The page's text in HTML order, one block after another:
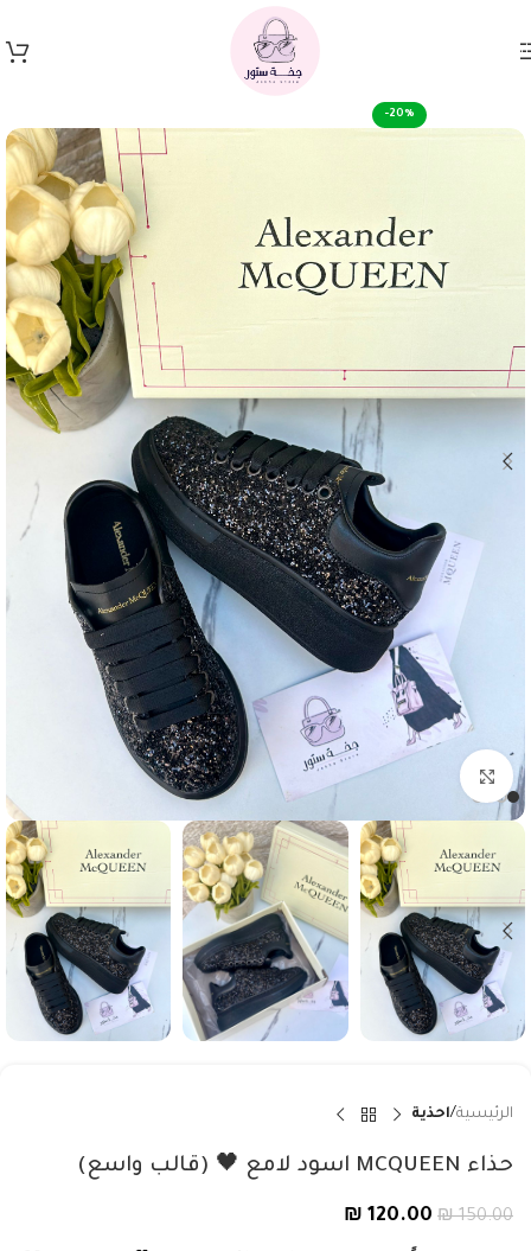
Skip to main content
-20%
Click to enlarge
الرئيسية احذية
حذاء MCQUEEN اسود لامع 🖤 (قالب واسع)
₪150.00
₪ 120.00